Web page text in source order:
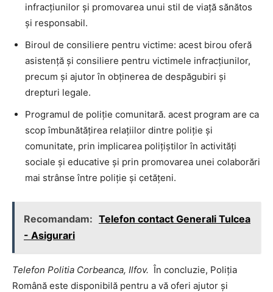
infracțiunilor și promovarea unui stil de viață sănătos
și responsabil.
Biroul de consiliere pentru victime: acest birou oferă
asistență și consiliere pentru victimele infracțiunilor,
precum și ajutor în obținerea de despăgubiri și
drepturi legale.
Programul de poliție comunitară. acest program are ca
scop îmbunătățirea relațiilor dintre poliție și
comunitate, prin implicarea polițiștilor în activități
sociale și educative și prin promovarea unei colaborări
mai strânse între poliție și cetățeni.
Recomandam: Telefon contact Generali Tulcea
- Asigurari
Telefon Politia Corbeanca, Ilfov. În concluzie, Poliția
Română este disponibilă pentru a vă oferi ajutor și